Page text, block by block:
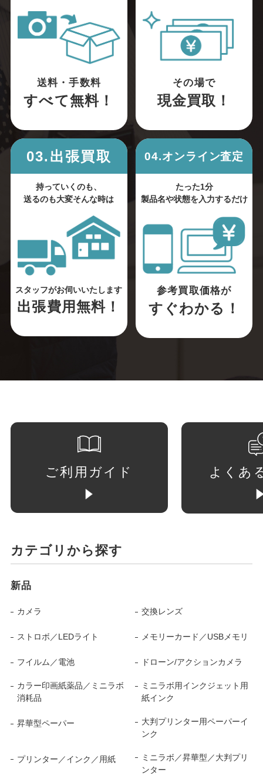
送料・手数料
すべて無料！
その場で
現金買取！
03.出張買取
持っていくのも、
送るのも大変そんな時は
スタッフがお伺いいたします
出張費用無料！
04.オンライン査定
たった1分
製品名や状態を入力するだけ
参考買取価格が
すぐわかる！
ご利用ガイド よくあ
カテゴリから探す
新品
カメラ 交換レンズ
ストロボ／LEDライト メモリーカード／USBメモリ
フイルム／電池 ドローン/アクションカメラ
カラー印画紙薬品／ミニラボ
消耗品
ミニラボ用インクジェット用
紙インク
昇華型ペーパー
大判プリンター用ペーパーイ
ンク
プリンター／インク／用紙
ミニラボ／昇華型／大判プリ
ンター